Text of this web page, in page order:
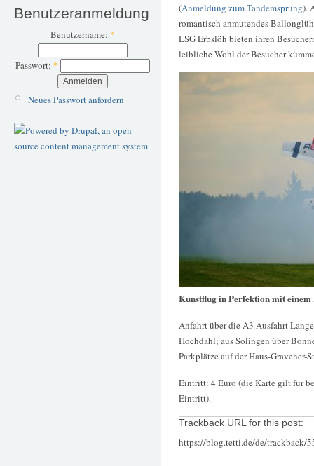
Benutzeranmeldung
Benutzername: *
Passwort: *
Neues Passwort anfordern
(Anmeldung zum Tandemsprung).
romantisch anmutendes
LSG Erbslöh bieten ihren
leibliche Wohl der Besucher
Kunstflug in Perfektion mit
Anfahrt über die A3 Ausfahrt
Hochdahl; aus Solingen über
Parkplätze auf der Haus-
Eintritt: 4 Euro (die Karte gilt für
Eintritt).
Trackback URL for this post:
https://blog.tetti.de/de/trackback/